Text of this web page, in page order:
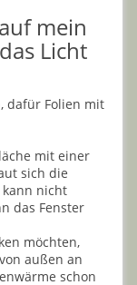
mein
Licht
dafür Folien mit
mit einer
sich die
kann nicht
das Fenster
möchten,
außen an
schon